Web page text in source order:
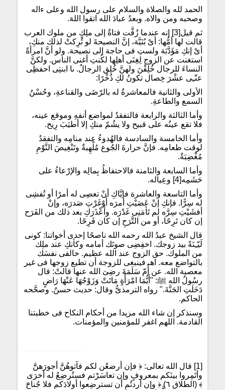
الحمد لله والصلاة والسلام على رسول الله وعلى ءاله
وصحبه ومن والاه. وبعدُ عبادَ الله اتقوا اللهَ.
ثم قيل[3] إنه عندما زُفَّت فتاةٌ إلى ملِكٍ من ملوك العرب
قالت لها أمُّها: أىْ بُنَيَّة، إنَّ النصيحةَ لو تُرِكتْ لذلك منكِ،
أىْ إنكِ مَؤَدَّبَة ولستِ فى حاجة إلى نصيحة. ولو أنَّ امرأةً
استغنت عن الزوج لِغِنَى أهلِها لكُنتِ أغنى الناس. ولكنَّ
النساءَ للرجال خُلِقْنَ ولهنَّ خُلِق الرجالُ. ىا ابنتِى احفظِى
عنّـِى عشْرَ خِصال تكونُ لكِ ذُخْرًا:
الأولى والثانية فالمعاشرةُ له بالرّضَى والقناعةِ، وحُسْنُ
السمع والطاعةِ.
وأما الثالثة والرابعة فالتفقدُ لمواضع أنفهِ وموقع عينه،
فلا تقع عينُه على قبيح ولا يشُمّ منكِ إلا أطيَبَ رِيح.
وأما الخامسة والسادسة فالهُدوءُ عند منامِه والتفقدُ
لوقت طعامِه. فإنَّ حرارةَ الجُوع مُلْهِبةٌ وتَنْغِيصَ النَّوْمِ
مُغْضِبَةٌ.
وأما السابعة والثامنة فالاحتفاظُ بِمالِه والإرْعاءُ على
حَشَمِه[4] وعِياله.
وأما التاسعة والعاشرة فإيَّاكِ أنْ تعصِى له أمرًا أو تُفشِى
له سِرًّا. فإنكِ إنْ عَصَيْتِ أمرَه أَوْغَرْتِ صَدرَه، وإنْ
أفشَيْتِ سِرَّه لم تَأمَنِى غَدْرَه. وأَعْذَرَكِ بعد ذلك من الفَرَح
إن كان تَرِحًا، أو من التَّرَحِ إن كان فَرِحًا.
قال الشيخ عبدُ الله رحمه الله ناصحًا إحدى أخواتنا: كونى
لَيّـِنَةً بيد زوجك. اخفِضِى صوتَك أمامه وكأنكِ عند ملِك
من الملوك. حق الزوج عند الله عظيم. خالفى نفسَك
بالتواضع معه. اهـ فينبغى للزوجة أن تطيع زوجها فى غير
معصية الله. عن أُمّ سَلَمَةَ رضِىَ الله عنها قالتْ: قال
رسُولُ الله ﷺ: "أَيُّمَا امْرَأَةٍ مَاتَتْ وَزَوْجُهَا عَنْهَا رَاضٍ
دَخَلَتِ الجَنَّةَ." رواه الترمذىُّ وقال: حديث حسنٌ. وصحَّحه
الحاكم.
وسنذكر إن شاء الله مزيدا من أحكام النكاح فى خطبتنا
القادمة. اللهم اغفر للمؤمنين والمؤمنات.
[1] قال الله تعالى: ﴿ فإن أرضعْن لكم فآتوهُنََّ أجورَهنََّ
وأتَمِروا بينَكم بمعروفٍ وإن تعاسَرْتم فستُرضِعُ له أخرَى
﴾ (الطلاق ٦) ﴿ وإن أردتُم أن تسترضِعوا أولادَكم فلا جُناحَ